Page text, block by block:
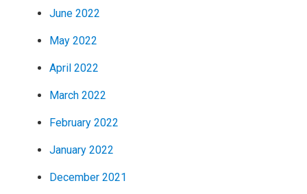
June 2022
May 2022
April 2022
March 2022
February 2022
January 2022
December 2021